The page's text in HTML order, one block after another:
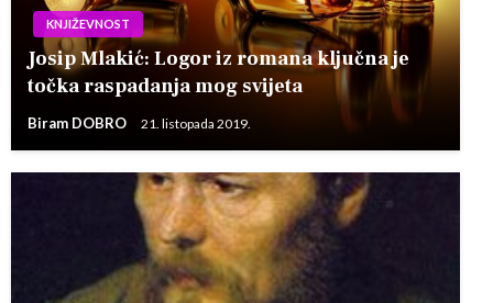
KNJIŽEVNOST
Josip Mlakić: Logor iz romana ključna je
točka raspadanja mog svijeta
Biram DOBRO 21. listopada 2019.